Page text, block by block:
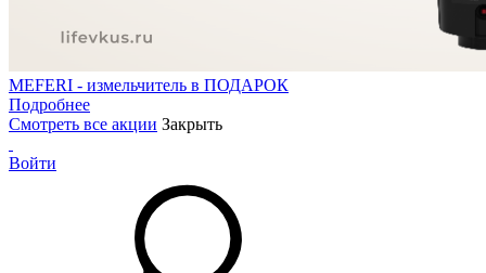
MEFERI - измельчитель в ПОДАРОК
Подробнее
Смотреть все акции Закрыть
Войти